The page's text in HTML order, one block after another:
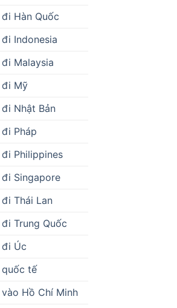
Hàn Quốc
Indonesia
Malaysia
đi Mỹ
Nhật Bản
Pháp
Philippines
Singapore
Thái Lan
Trung Quốc
đi Úc
quốc tế
Hồ Chí Minh